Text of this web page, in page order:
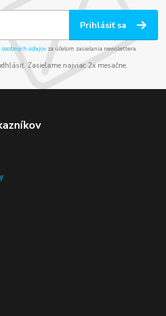
Prihlásiť sa
údajov za účelom zasielania newslettera.
Zasielame najviac 2x mesačne.